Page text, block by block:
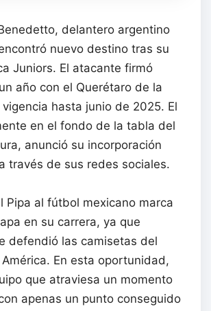
delantero argentino
nuevo destino tras su
Juniors. El atacante firmó
año con el Querétaro de la
hasta junio de 2025. El
en el fondo de la tabla del
anunció su incorporación
través de sus redes sociales.
Pipa al fútbol mexicano marca
en su carrera, ya que
defendió las camisetas del
En esta oportunidad,
que atraviesa un momento
apenas un punto conseguido